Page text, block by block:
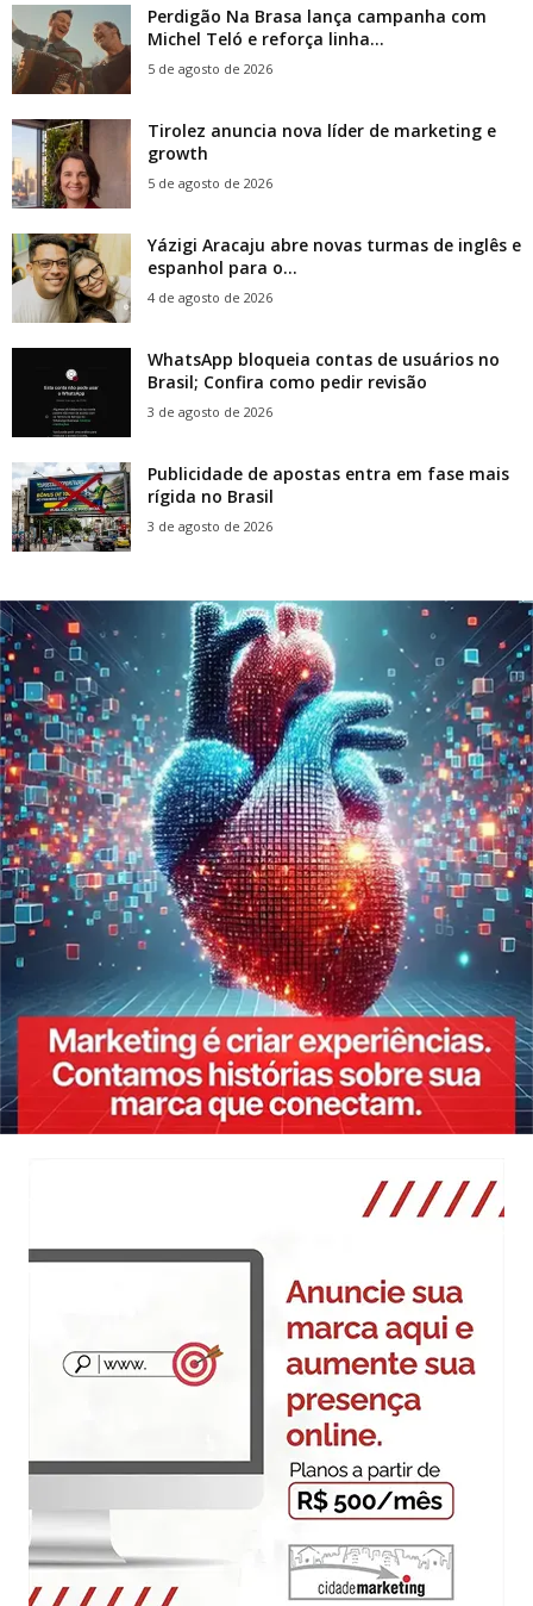
Perdigão Na Brasa lança campanha com
Michel Teló e reforça linha...
5 de agosto de 2026
Tirolez anuncia nova líder de marketing e
growth
5 de agosto de 2026
Yázigi Aracaju abre novas turmas de inglês e
espanhol para o...
4 de agosto de 2026
WhatsApp bloqueia contas de usuários no
Brasil; Confira como pedir revisão
3 de agosto de 2026
Publicidade de apostas entra em fase mais
rígida no Brasil
3 de agosto de 2026